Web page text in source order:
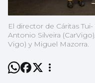
El director de Cáritas
Antonio Silveira
Vigo) y Miguel Mazorra.